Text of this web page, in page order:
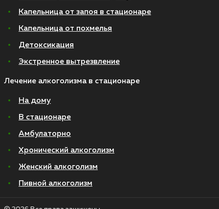
Капельница от запоя в стационаре
Капельница от похмелья
Детоксикация
Экстренное вытрезвление
Лечение алкоголизма в стационаре
На дому
В стационаре
Амбулаторно
Хронический алкоголизм
Женский алкоголизм
Пивной алкоголизм